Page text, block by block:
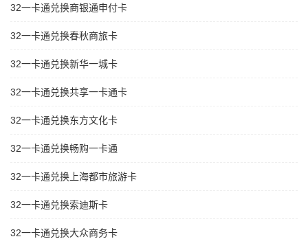
32一卡通兑换商银通申付卡
32一卡通兑换春秋商旅卡
32一卡通兑换新华一城卡
32一卡通兑换共享一卡通卡
32一卡通兑换东方文化卡
32一卡通兑换畅购一卡通
32一卡通兑换上海都市旅游卡
32一卡通兑换索迪斯卡
32一卡通兑换大众商务卡